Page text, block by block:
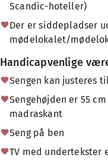
Scandic-hoteller)
Der er siddepladser
mødelokalet/
Handicapvenlige
Sengen kan justeres
Sengehøjden er 55
madraskant
Seng på ben
TV med